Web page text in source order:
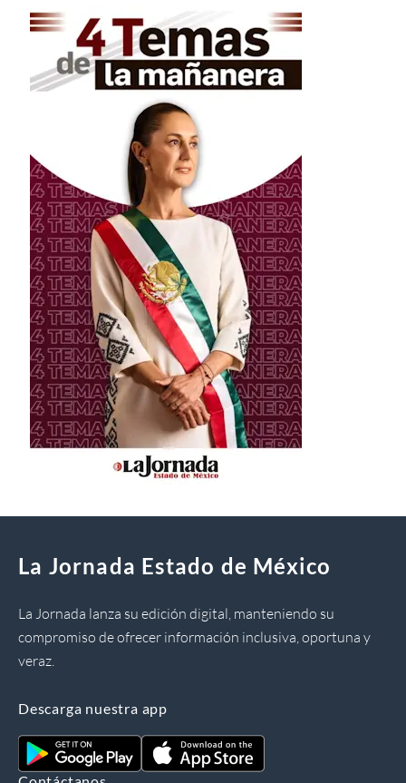
La Jornada Estado de México
La Jornada lanza su edición digital, manteniendo su
compromiso de ofrecer información inclusiva, oportuna y
veraz.
Descarga nuestra app